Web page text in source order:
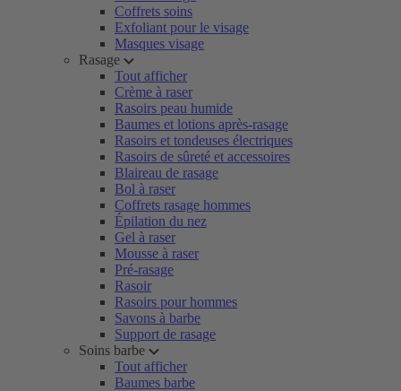
Coffrets soins
Exfoliant pour le visage
Masques visage
Rasage
Tout afficher
Crème à raser
Rasoirs peau humide
Baumes et lotions après-rasage
Rasoirs et tondeuses électriques
Rasoirs de sûreté et accessoires
Blaireau de rasage
Bol à raser
Coffrets rasage hommes
Épilation du nez
Gel à raser
Mousse à raser
Pré-rasage
Rasoir
Rasoirs pour hommes
Savons à barbe
Support de rasage
Soins barbe
Tout afficher
Baumes barbe